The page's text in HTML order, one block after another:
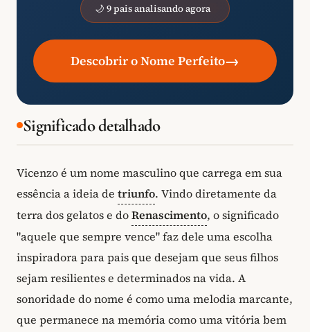
🌙 9 pais analisando agora
Descobrir o Nome Perfeito→
Significado detalhado
Vicenzo é um nome masculino que carrega em sua
essência a ideia de triunfo. Vindo diretamente da
terra dos gelatos e doRenascimento, o significado
"aquele que sempre vence" faz dele uma escolha
inspiradora para pais que desejam que seus filhos
sejam resilientes e determinados na vida. A
sonoridade do nome é como uma melodia marcante,
que permanece na memória como uma vitória bem